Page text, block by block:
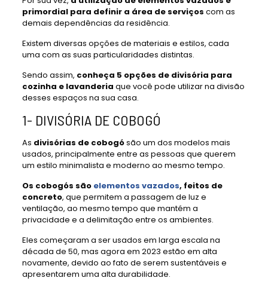
primordial para definir a área de serviços com as
demais dependências da residência.
Existem diversas opções de materiais e estilos, cada
uma com as suas particularidades distintas.
Sendo assim, conheça 5 opções de divisória para
cozinha e lavanderia que você pode utilizar na divisão
desses espaços na sua casa.
1- DIVISÓRIA DE COBOGÓ
As divisórias de cobogósão um dos modelos mais
usados, principalmente entre as pessoas que querem
um estilo minimalista e moderno ao mesmo tempo.
Os cobogós são elementos vazados, feitos de
concreto, que permitem a passagem de luz e
ventilação, ao mesmo tempo que mantém a
privacidade e a delimitação entre os ambientes.
Eles começaram a ser usados em larga escala na
década de 50, mas agora em 2023 estão em alta
novamente, devido ao fato de serem sustentáveis e
apresentarem uma alta durabilidade.